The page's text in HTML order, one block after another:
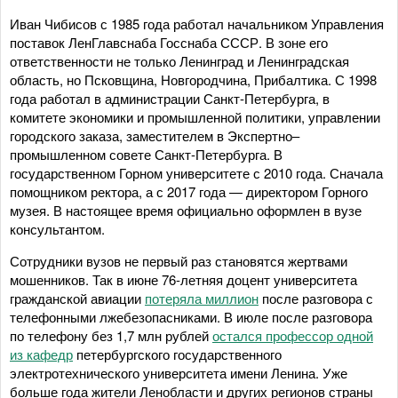
Иван Чибисов с 1985 года работал начальником Управления
поставок ЛенГлавснаба Госснаба СССР. В зоне его
ответственности не только Ленинград и Ленинградская
область, но Псковщина, Новгородчина, Прибалтика. С 1998
года работал в администрации Санкт-Петербурга, в
комитете экономики и промышленной политики, управлении
городского заказа, заместителем в Экспертно–
промышленном совете Санкт-Петербурга. В
государственном Горном университете с 2010 года. Сначала
помощником ректора, а с 2017 года — директором Горного
музея. В настоящее время официально оформлен в вузе
консультантом.
Сотрудники вузов не первый раз становятся жертвами
мошенников. Так в июне 76-летняя доцент университета
гражданской авиации потеряла миллион после разговора с
телефонными лжебезопасниками. В июле после разговора
по телефону без 1,7 млн рублейостался профессор одной
из кафедр петербургского государственного
электротехнического университета имени Ленина. Уже
больше года жители Ленобласти и других регионов страны